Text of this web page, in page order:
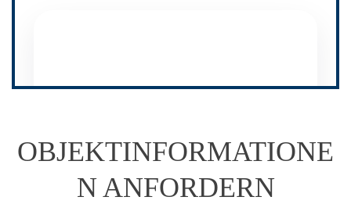
OBJEKTINFORMATIONE
N ANFORDERN